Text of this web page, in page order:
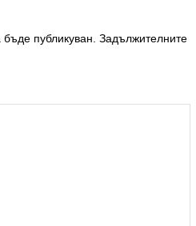
публикуван. Задължителните